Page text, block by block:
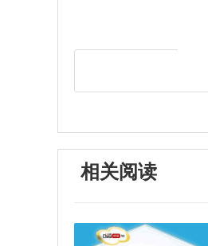
相关阅读